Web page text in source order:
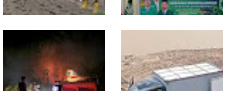
Dukung Swasembada
Pangan, Polsek Entikong
Tanam dan Rawat Jagung
Hibrida di Demplot Entikong
Tapang
Sekwil GP Ansor Kalbar
Hadiri Konfercab Sanggau:
Kader Harus Militan dan
Bermanfaat